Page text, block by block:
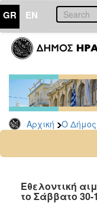
GR EN
Αρχική Ο Δήμος
ΔΗΜΟΣ
Δελτία
Τύπου
Αρχείο
2026
2024
2022
Εθελοντική
το Σάββατο 30-